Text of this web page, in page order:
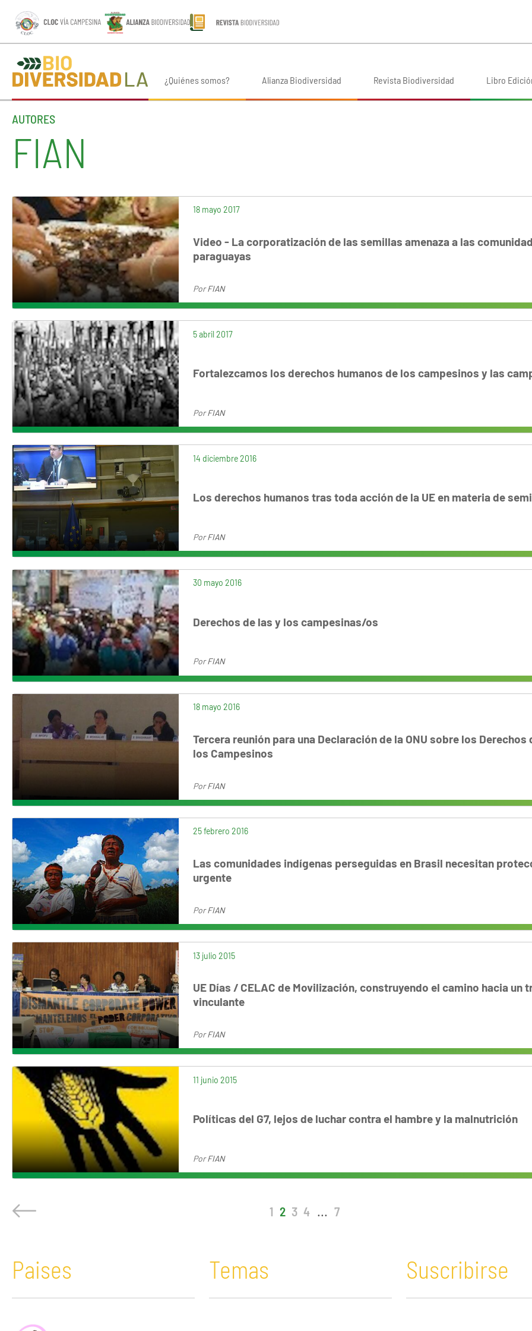
¿Quiénes somos? Alianza Biodiversidad Revista Biodiversidad Libro
AUTORES
FIAN
18 mayo 2017
Video - La corporatización de las semillas amenaza a las
paraguayas
PorFIAN
5 abril 2017
Fortalezcamos los derechos humanos de los campesinos y las
PorFIAN
14 diciembre 2016
Los derechos humanos tras toda acción de la UE en materia de
PorFIAN
30 mayo 2016
Derechos de las y los campesinas/os
PorFIAN
18 mayo 2016
Tercera reunión para una Declaración de la ONU sobre los Derechos
los Campesinos
PorFIAN
25 febrero 2016
Las comunidades indígenas perseguidas en Brasil necesitan
urgente
PorFIAN
13 julio 2015
UE Días / CELAC de Movilización, construyendo el camino hacia un
vinculante
PorFIAN
11 junio 2015
Políticas del G7, lejos de luchar contra el hambre y la malnutrición
PorFIAN
1 2 3 4 ... 7
Paises Temas Suscribirse